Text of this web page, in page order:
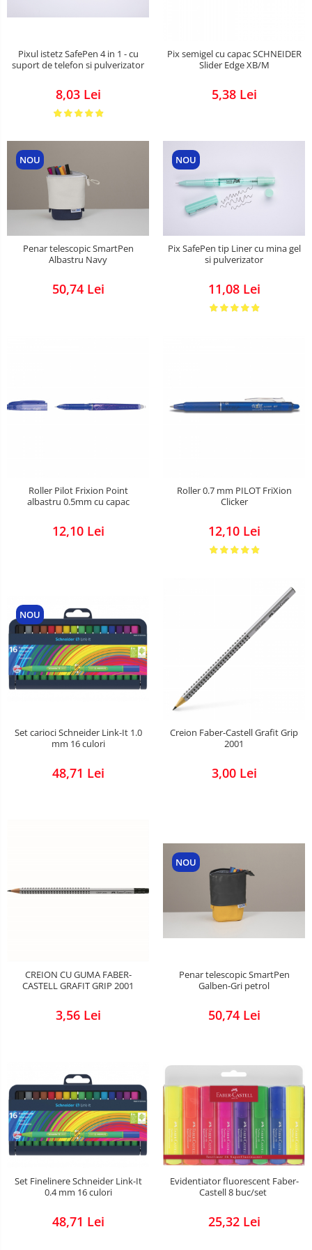
Pixul istetz SafePen 4 in 1 - cu
suport de telefon si pulverizator
8,03 Lei
Pix semigel cu capac SCHNEIDER
Slider Edge XB/M
5,38 Lei
NOU
Penar telescopic SmartPen
Albastru Navy
50,74 Lei
NOU
Pix SafePen tip Liner cu mina gel
si pulverizator
11,08 Lei
Roller Pilot Frixion Point
albastru 0.5mm cu capac
12,10 Lei
Roller 0.7 mm PILOT FriXion
Clicker
12,10 Lei
NOU
Set carioci Schneider Link-It 1.0
mm 16 culori
48,71 Lei
Creion Faber-Castell Grafit Grip
2001
3,00 Lei
CREION CU GUMA FABER-
CASTELL GRAFIT GRIP 2001
3,56 Lei
NOU
Penar telescopic SmartPen
Galben-Gri petrol
50,74 Lei
Set Finelinere Schneider Link-It
0.4 mm 16 culori
48,71 Lei
Evidentiator fluorescent Faber-
Castell 8 buc/set
25,32 Lei